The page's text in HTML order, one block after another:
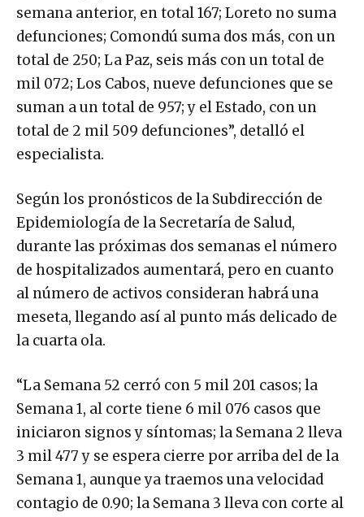
semana anterior, en total 167; Loreto no suma
defunciones; Comondú suma dos más, con un
total de 250; La Paz, seis más con un total de
mil 072; Los Cabos, nueve defunciones que se
suman a un total de 957; y el Estado, con un
total de 2 mil 509 defunciones”, detalló el
especialista.
Según los pronósticos de la Subdirección de
Epidemiología de la Secretaría de Salud,
durante las próximas dos semanas el número
de hospitalizados aumentará, pero en cuanto
al número de activos consideran habrá una
meseta, llegando así al punto más delicado de
la cuarta ola.
“La Semana 52 cerró con 5 mil 201 casos; la
Semana 1, al corte tiene 6 mil 076 casos que
iniciaron signos y síntomas; la Semana 2 lleva
3 mil 477 y se espera cierre por arriba del de la
Semana 1, aunque ya traemos una velocidad
contagio de 0.90; la Semana 3 lleva con corte al